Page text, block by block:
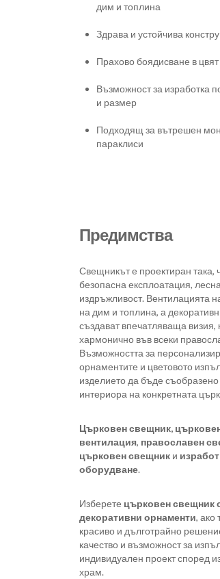
дим и топлина
Здрава и устойчива
Прахово боядисване в
Възможност за изработка
и размер
Подходящ за вътрешен
параклиси
Предимства
Свещникът е проектиран така,
безопасна експлоатация,
издръжливост. Вентилацията
на дим и топлина, а
създават впечатляваща визия,
хармонично във всеки
Възможността за
орнаментите и цветовото
изделието да бъде съобразено
интериора на конкретната
Църковен свещник,
вентилация, православен
църковен свещник и
оборудване.
Изберете църковен свещник
декоративни орнаменти, ако
красиво и дълготрайно
качество и възможност за
индивидуален проект според
храм.